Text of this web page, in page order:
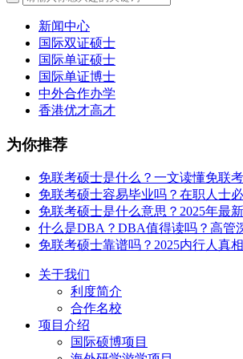
新闻中心
国际双证硕士
国际单证硕士
国际单证博士
中外合作办学
香港优才高才
为你推荐
免联考硕士是什么？一文读懂免联
免联考硕士容易毕业吗？在职人士
免联考硕士是什么意思？2025年最
什么是DBA？DBA值得读吗？高管
免联考硕士靠谱吗？2025内行人真
关于我们
利度简介
合作名校
项目介绍
国际硕博项目